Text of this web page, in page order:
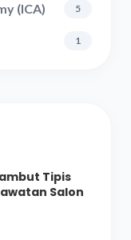
(ICA) 5
1
Tipis
Salon